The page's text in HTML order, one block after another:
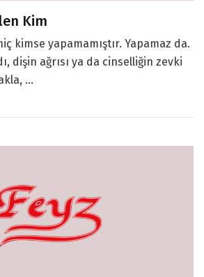
Kim
kimse yapamamıştır. Yapamaz da.
dişin ağrısı ya da cinselliğin zevki
...